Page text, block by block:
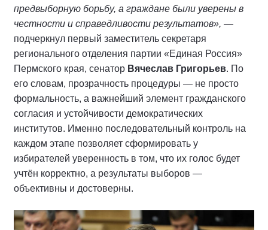
предвыборную борьбу, а граждане были уверены в
честности и справедливости результатов», —
подчеркнул первый заместитель секретаря
регионального отделения партии «Единая Россия»
Пермского края, сенатор Вячеслав Григорьев. По
его словам, прозрачность процедуры — не просто
формальность, а важнейший элемент гражданского
согласия и устойчивости демократических
институтов. Именно последовательный контроль на
каждом этапе позволяет сформировать у
избирателей уверенность в том, что их голос будет
учтён корректно, а результаты выборов —
объективны и достоверны.